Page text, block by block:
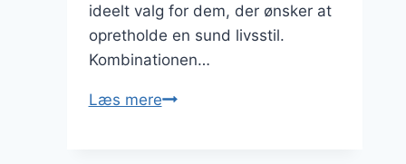
ideelt valg for dem, der ønsker at
opretholde en sund livsstil.
Kombinationen…
Læs mereChiagrød